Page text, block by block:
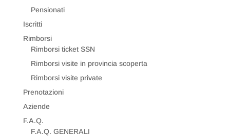
Pensionati
Iscritti
Rimborsi
Rimborsi ticket SSN
Rimborsi visite in provincia scoperta
Rimborsi visite private
Prenotazioni
Aziende
F.A.Q.
F.A.Q. GENERALI